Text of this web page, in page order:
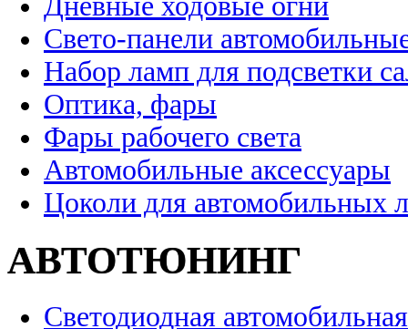
Свето-панели
Набор ламп для подсветки
Оптика, фары
Фары рабочего света
Автомобильные аксессуары
Цоколи для автомобильных
АВТОТЮНИНГ
Светодиодная